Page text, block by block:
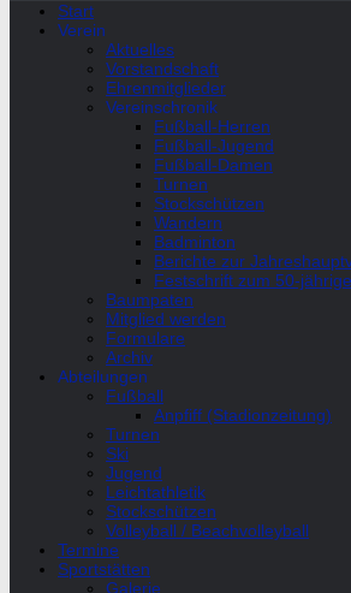
Start
Verein
Aktuelles
Vorstandschaft
Ehrenmitglieder
Vereinschronik
Fußball-Herren
Fußball-Jugend
Fußball-Damen
Turnen
Stockschützen
Wandern
Badminton
Berichte zur
Festschrift zum 50-
Baumpaten
Mitglied werden
Formulare
Archiv
Abteilungen
Fußball
Anpfiff (Stadionzeitung)
Turnen
Ski
Jugend
Leichtathletik
Stockschützen
Volleyball / Beachvolleyball
Termine
Sportstätten
Galerie